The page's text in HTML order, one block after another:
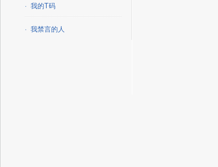
· 我的T码
· 我禁言的人